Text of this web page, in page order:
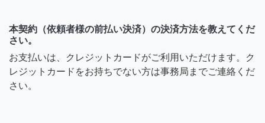
本契約（依頼者様の前払い決済）の決済方法を教えてくだ
さい。
お支払いは、クレジットカードがご利用いただけます。ク
レジットカードをお持ちでない方は事務局までご連絡くだ
さい。